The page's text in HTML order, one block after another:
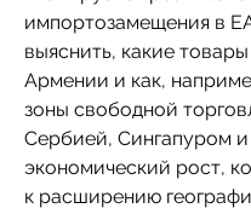
импортозамещения в
выяснить, какие
Армении и как,
зоны свободной
Сербией, Сингапуром
экономический рост,
к расширению